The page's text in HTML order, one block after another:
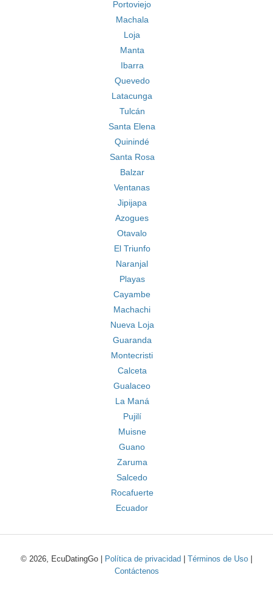
Portoviejo
Machala
Loja
Manta
Ibarra
Quevedo
Latacunga
Tulcán
Santa Elena
Quinindé
Santa Rosa
Balzar
Ventanas
Jipijapa
Azogues
Otavalo
El Triunfo
Naranjal
Playas
Cayambe
Machachi
Nueva Loja
Guaranda
Montecristi
Calceta
Gualaceo
La Maná
Pujilí
Muisne
Guano
Zaruma
Salcedo
Rocafuerte
Ecuador
© 2026, EcuDatingGo | Política de privacidad Términos de Uso
Contáctenos